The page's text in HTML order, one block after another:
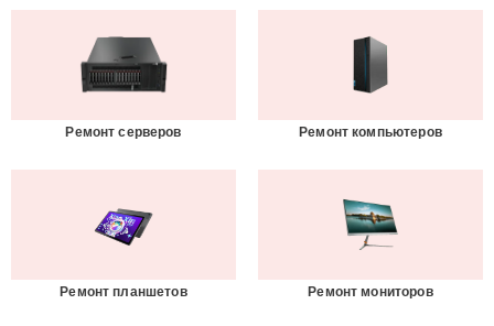
Ремонт серверов Ремонт компьютеров
Ремонт планшетов Ремонт мониторов